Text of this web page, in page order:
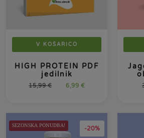
V KOŠARICO
HIGH PROTEIN PDF
jedilnik
15,99€ 6,99 €
-20%
SEZONSKA PONUDBA!